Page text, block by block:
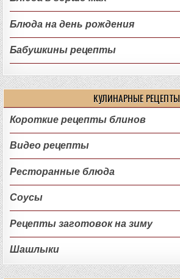
Блюда на день рождения
Бабушкины рецепты
КУЛИНАРНЫЕ РЕЦЕПТЫ
Короткие рецепты блинов
Видео рецепты
Ресторанные блюда
Соусы
Рецепты заготовок на зиму
Шашлыки